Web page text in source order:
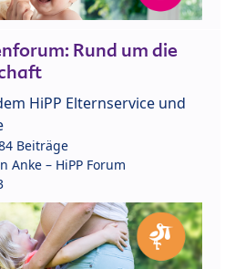
Rund um die
HiPP Elternservice und
Beiträge
Anke – HiPP Forum